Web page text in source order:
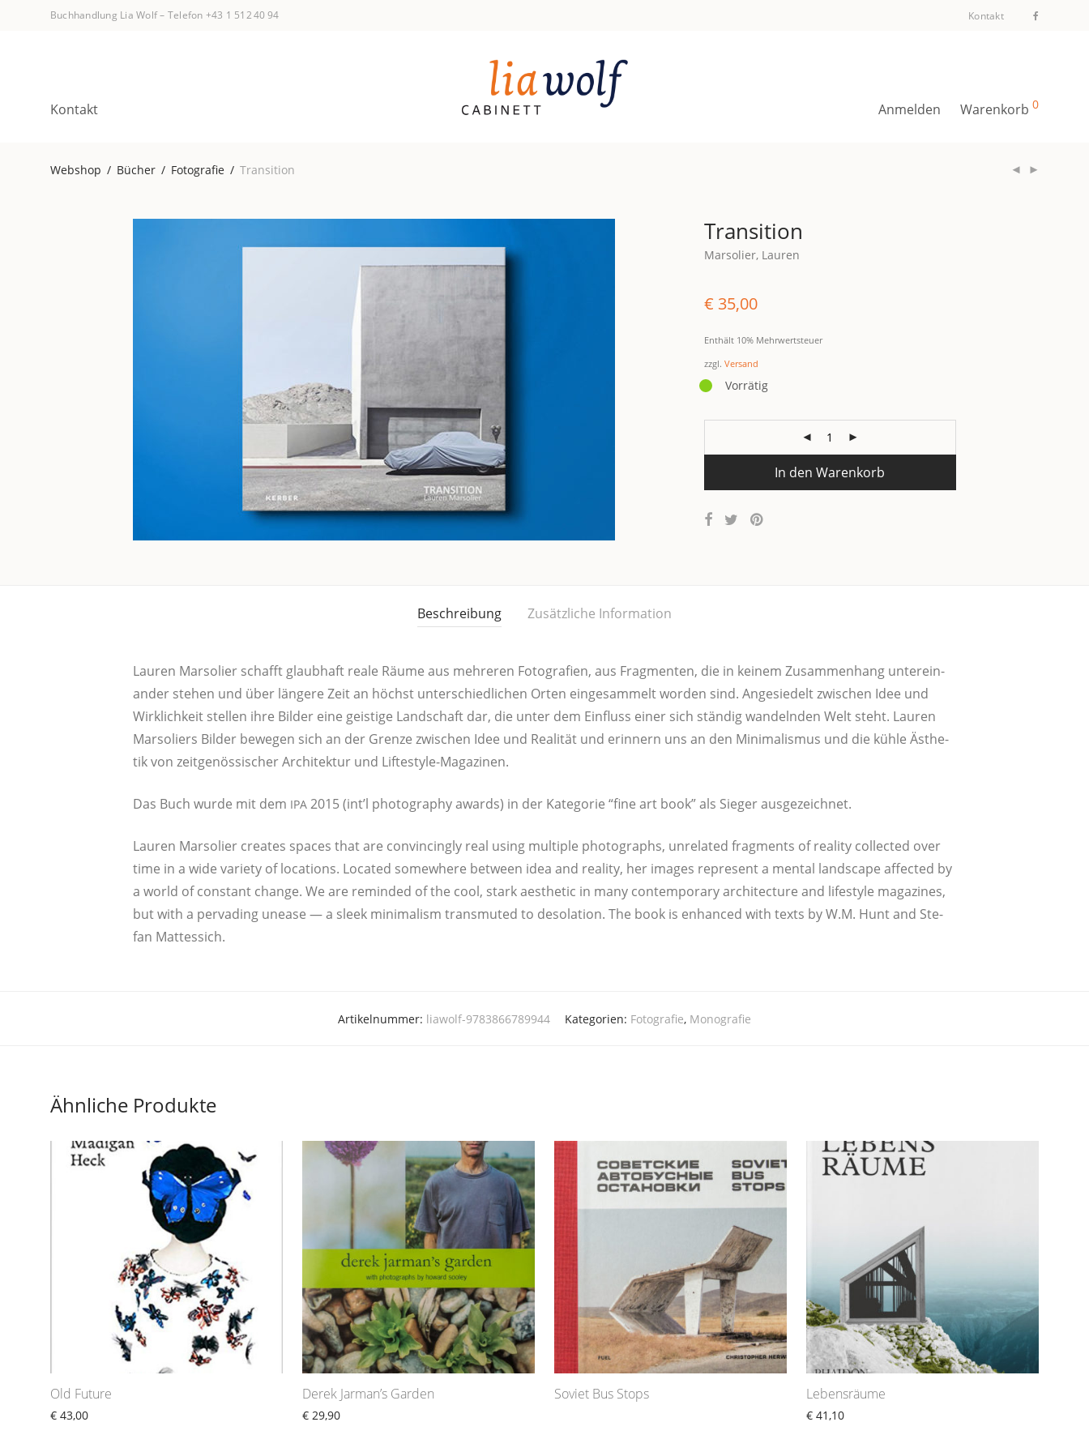
Buchhandlung Lia Wolf– Telefon +43 1 512 40 94 Kontakt
Kontakt Anmelden Warenkorb 0
Webshop / Bücher / Fotografie / Transition
Transition
Marsolier, Lauren
€ 35,00
Enthält 10% Mehrwertsteuer
zzgl. Versand
Vorrätig
In den Warenkorb
Beschreibung Zusätzliche Information
Lau­ren Mar­so­lier schafft glaub­haft rea­le Räu­me aus meh­re­ren Foto­gra­fien, aus Frag­men­ten, die in kei­nem Zusam­men­hang unter­ein­
an­der ste­hen und über län­ge­re Zeit an höchst unter­schied­li­chen Orten ein­ge­sam­melt wor­den sind. Ange­sie­delt zwi­schen Idee und
Wirk­lich­keit stel­len ihre Bil­der eine geis­ti­ge Land­schaft dar, die unter dem Ein­fluss einer sich stän­dig wan­deln­den Welt steht. Lau­ren
Mar­so­liers Bil­der bewe­gen sich an der Gren­ze zwi­schen Idee und Rea­li­tät und erin­nern uns an den Mini­ma­lis­mus und die küh­le Ästhe­
tik von zeit­ge­nös­si­scher Archi­tek­tur und Liftestyle-Magazinen.
Das Buch wur­de mit dem IPA 2015 (int’l pho­to­gra­phy awards) in der Kate­go­rie “fine art book” als Sie­ger ausgezeichnet.
Lau­ren Mar­so­lier crea­tes spaces that are con­vin­cin­gly real using mul­ti­ple pho­to­graphs, unre­la­ted frag­ments of rea­li­ty collec­ted over
time in a wide varie­ty of loca­ti­ons. Loca­ted some­whe­re bet­ween idea and rea­li­ty, her images repre­sent a men­tal land­s­cape affec­ted by
a world of con­stant chan­ge. We are remin­ded of the cool, stark aes­the­tic in many con­tem­pora­ry archi­tec­tu­re and life­style maga­zi­nes,
but with a per­va­ding une­a­se — a sleek mini­ma­lism trans­mu­t­ed to deso­la­ti­on. The book is enhan­ced with texts by W.M. Hunt and Ste­
fan Mattessich.
Artikelnummer: liawolf-9783866789944 Kategorien: Fotografie, Monografie
Ähnliche Produkte
Old Future
€ 43,00
Derek Jarman’s Garden
€ 29,90
Soviet Bus Stops Lebensräume
€ 41,10